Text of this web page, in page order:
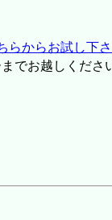
らからお試し下
でお越しくださ